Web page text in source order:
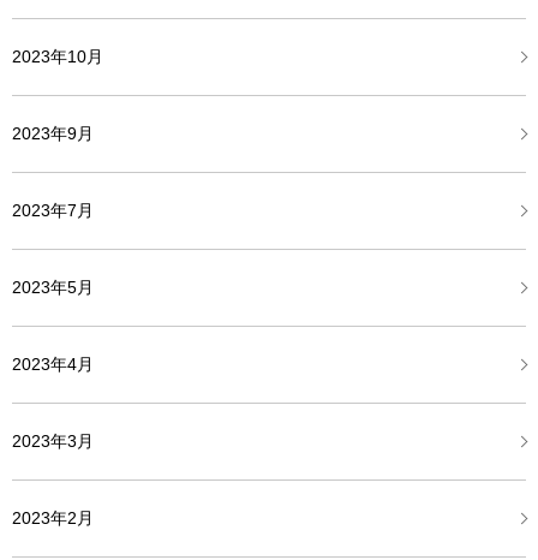
2023年10月
2023年9月
2023年7月
2023年5月
2023年4月
2023年3月
2023年2月